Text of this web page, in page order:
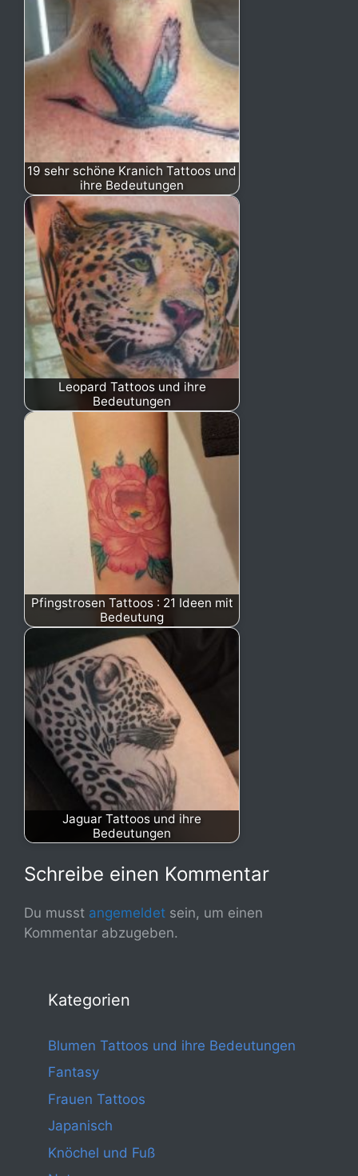
19 sehr schöne Kranich Tattoos und
ihre Bedeutungen
Leopard Tattoos und ihre
Bedeutungen
Pfingstrosen Tattoos : 21 Ideen mit
Bedeutung
Jaguar Tattoos und ihre
Bedeutungen
Schreibe einen Kommentar
Du musst angemeldet sein, um einen
Kommentar abzugeben.
Kategorien
Blumen Tattoos und ihre Bedeutungen
Fantasy
Frauen Tattoos
Japanisch
Knöchel und Fuß